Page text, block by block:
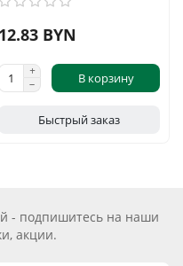
12.83 BYN
В корзину
Быстрый заказ
- подпишитесь на наши
акции.